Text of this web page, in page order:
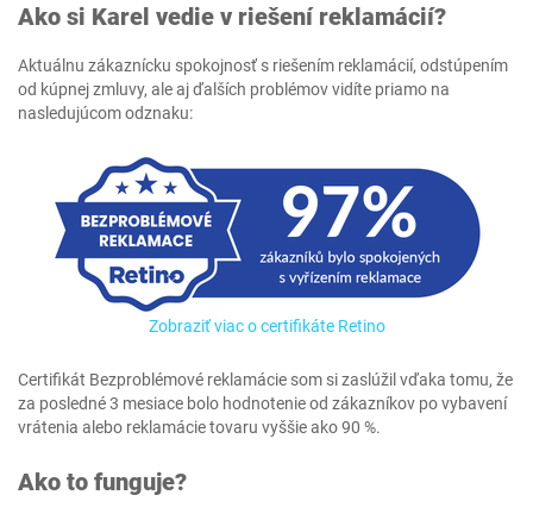
Ako si Karel vedie v riešení reklamácií?
Aktuálnu zákaznícku spokojnosť s riešením reklamácií, odstúpením
od kúpnej zmluvy, ale aj ďalších problémov vidíte priamo na
nasledujúcom odznaku:
Zobraziť viac o certifikáte Retino
Certifikát Bezproblémové reklamácie som si zaslúžil vďaka tomu, že
za posledné 3 mesiace bolo hodnotenie od zákazníkov po vybavení
vrátenia alebo reklamácie tovaru vyššie ako 90 %.
Ako to funguje?